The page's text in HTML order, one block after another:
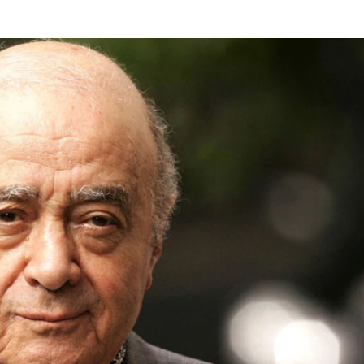
പുതിയ
ഫ്ലൂ വാക്സിന്
അംഗീകാരം ; നാടകീയ
എഫ്.ഡി.എ